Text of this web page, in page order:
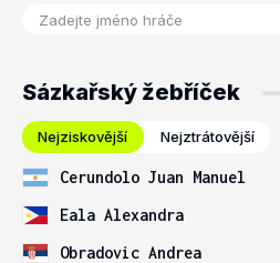
Sázkařský žebříček
Nejziskovější Nejztrátovější
Cerundolo Juan Manuel
Eala Alexandra
Obradovic Andrea